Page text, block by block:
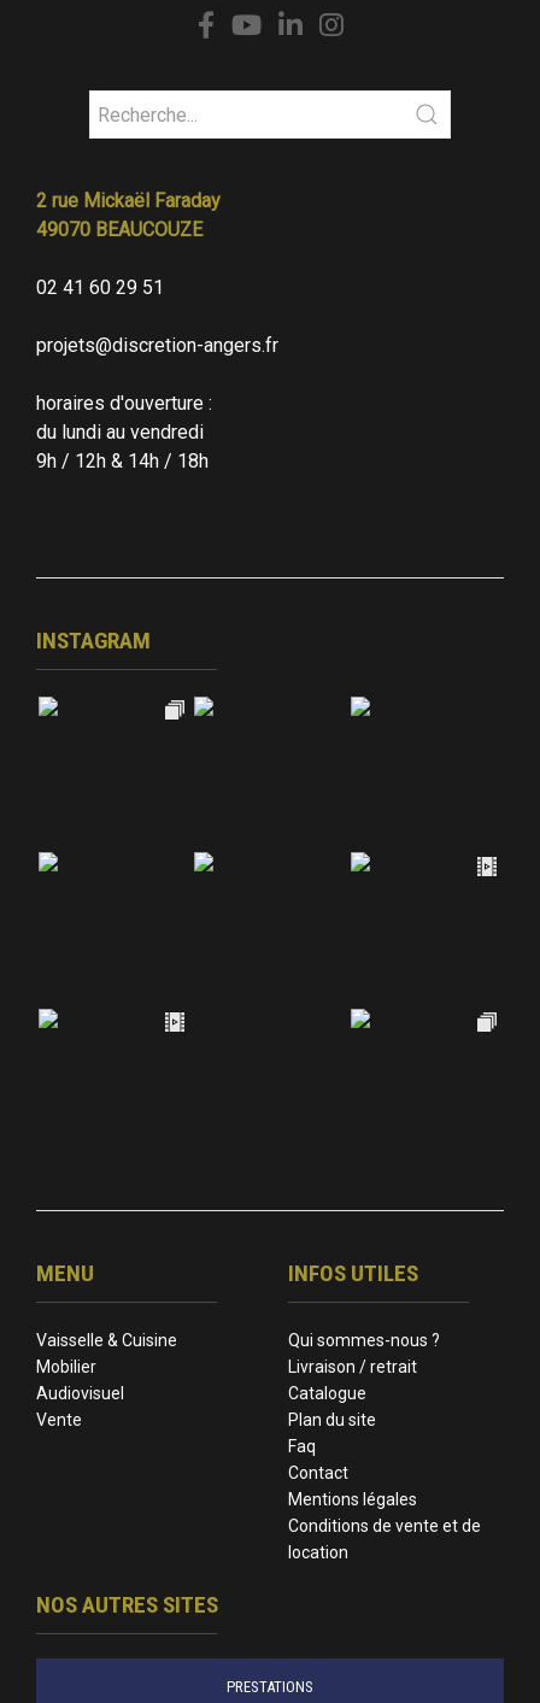
2 rue Mickaël Faraday
49070 BEAUCOUZE
02 41 60 29 51
projets@discretion-angers.fr
horaires d'ouverture :
du lundi au vendredi
9h / 12h & 14h / 18h
INSTAGRAM
MENU
Vaisselle & Cuisine
Mobilier
Audiovisuel
Vente
INFOS UTILES
Qui sommes-nous ?
Livraison / retrait
Catalogue
Plan du site
Faq
Contact
Mentions légales
Conditions de vente et de
location
NOS AUTRES SITES
PRESTATIONS